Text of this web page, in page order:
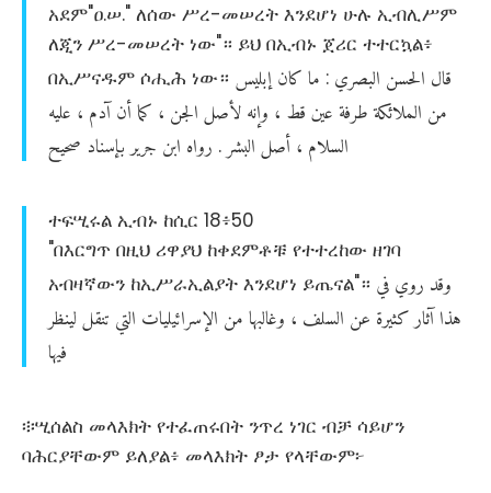
አደም"ዐ.ሠ." ለሰው ሥረ-መሠረት እንደሆነ ሁሉ ኢብሊሥም
ለጂን ሥረ-መሠረት ነው"። ይህ በኢብኑ ጀሪር ተተርኳል፥
በኢሥናዱም ሶሒሕ ነው።
قالالحسنالبصري : ماكانإبليس
منالملائكةطرفةعينقط،وإنهلأصلالجن،كماأنآدم،عليه
السلام،أصلالبشر . رواهابنجريربإسنادصحيح
ተፍሢሩል ኢብኑ ከሲር 18፥50
"በእርግጥ በዚህ ሪዋያህ ከቀደምቶቹ የተተረከው ዘገባ
አብዛኛውን ከኢሥራኢልያት እንደሆነ ይጤናል"።
وقدرويفي
هذاآثاركثيرةعنالسلف،وغالبهامنالإسرائيلياتالتيتنقللينظر
فيها
፨ሢሰልስ መላእክት የተፈጠሩበት ንጥረ ነገር ብቻ ሳይሆን
ባሕርያቸውም ይለያል፥ መላእክት ፆታ የላቸውም፦